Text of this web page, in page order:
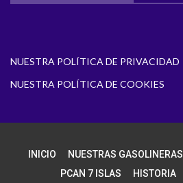
NUESTRA POLÍTICA DE PRIVACIDAD
NUESTRA POLÍTICA DE COOKIES
INICIO NUESTRAS GASOLINERAS
PCAN 7 ISLAS
HISTORIA